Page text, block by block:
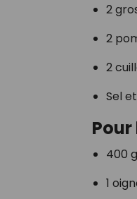
2
2
2
Sel
400
1